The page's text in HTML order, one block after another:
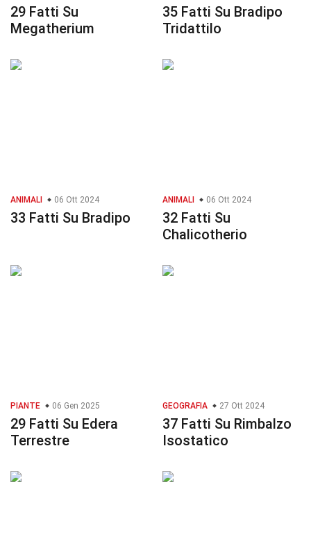
29 Fatti Su
Megatherium
35 Fatti Su Bradipo
Tridattilo
ANIMALI 06 Ott 2024
33 Fatti Su Bradipo
ANIMALI 06 Ott 2024
32 Fatti Su
Chalicotherio
PIANTE 06 Gen 2025
29 Fatti Su Edera
Terrestre
GEOGRAFIA 27 Ott 2024
37 Fatti Su Rimbalzo
Isostatico